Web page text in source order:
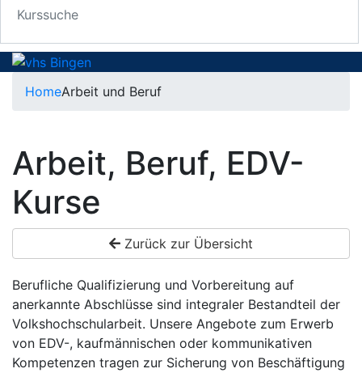
HomeArbeit und Beruf
Arbeit, Beruf, EDV-
Kurse
Zurück zur Übersicht
Berufliche Qualifizierung und Vorbereitung auf
anerkannte Abschlüsse sind integraler Bestandteil der
Volkshochschularbeit. Unsere Angebote zum Erwerb
von EDV-, kaufmännischen oder kommunikativen
Kompetenzen tragen zur Sicherung von Beschäftigung